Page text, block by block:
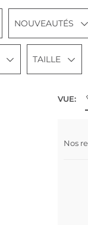
NOUVEAUTÉS
TAILLE
VUE:
Nos